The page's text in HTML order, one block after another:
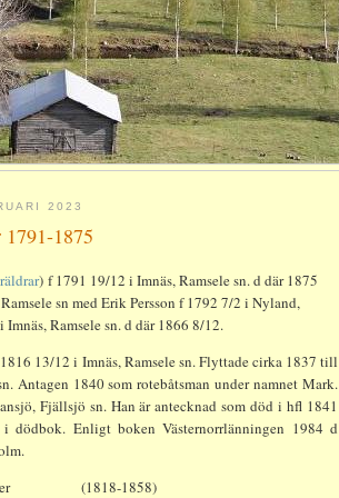
2023
1875
) f 1791 19/12 i Imnäs, Ramsele sn. d där 1875
sn med Erik Persson f 1792 7/2 i Nyland,
Imnäs, Ramsele sn. d där 1866 8/12.
13/12 i Imnäs, Ramsele sn.Flyttade cirka 1837 till
Antagen 1840 som rotebåtsman under namnet Mark.
Fjällsjö sn. Han är antecknad som död i hfl 1841
dödbok. Enligt boken Västernorrlänningen 1984 d
(1818-1858)